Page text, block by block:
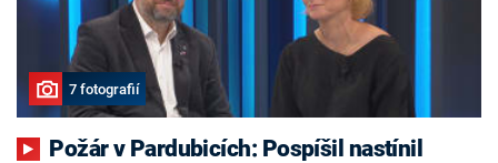
7 fotografií